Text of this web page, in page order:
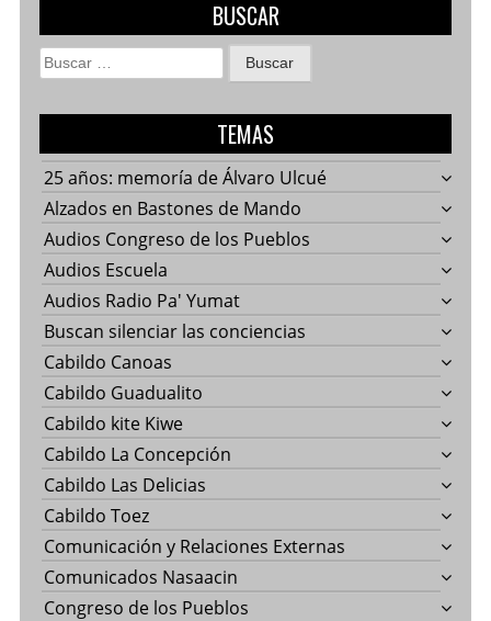
BUSCAR
Buscar:
TEMAS
25 años: memoría de Álvaro Ulcué
Alzados en Bastones de Mando
Audios Congreso de los Pueblos
Audios Escuela
Audios Radio Pa' Yumat
Buscan silenciar las conciencias
Cabildo Canoas
Cabildo Guadualito
Cabildo kite Kiwe
Cabildo La Concepción
Cabildo Las Delicias
Cabildo Toez
Comunicación y Relaciones Externas
Comunicados Nasaacin
Congreso de los Pueblos